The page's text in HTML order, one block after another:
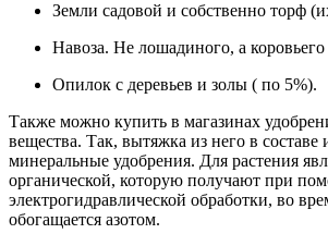
Земли садовой и собственно торф
Навоза. Не лошадиного, а
Опилок с деревьев и золы ( по 5%).
Также можно купить в магазинах
вещества. Так, вытяжка из него в составе
минеральные удобрения. Для растения
органической, которую получают при
электрогидравлической обработки, во
обогащается азотом.